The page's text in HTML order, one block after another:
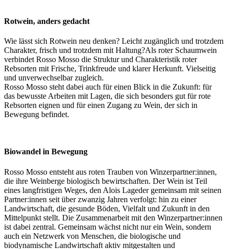
Rotwein, anders gedacht
Wie lässt sich Rotwein neu denken? Leicht zugänglich und trotzdem
Charakter, frisch und trotzdem mit Haltung?Als roter Schaumwein
verbindet Rosso Mosso die Struktur und Charakteristik roter
Rebsorten mit Frische, Trinkfreude und klarer Herkunft. Vielseitig
und unverwechselbar zugleich.
Rosso Mosso steht dabei auch für einen Blick in die Zukunft: für
das bewusste Arbeiten mit Lagen, die sich besonders gut für rote
Rebsorten eignen und für einen Zugang zu Wein, der sich in
Bewegung befindet.
Biowandel in Bewegung
Rosso Mosso entsteht aus roten Trauben von Winzerpartner:innen,
die ihre Weinberge biologisch bewirtschaften. Der Wein ist Teil
eines langfristigen Weges, den Alois Lageder gemeinsam mit seinen
Partner:innen seit über zwanzig Jahren verfolgt: hin zu einer
Landwirtschaft, die gesunde Böden, Vielfalt und Zukunft in den
Mittelpunkt stellt. Die Zusammenarbeit mit den Winzerpartner:innen
ist dabei zentral. Gemeinsam wächst nicht nur ein Wein, sondern
auch ein Netzwerk von Menschen, die biologische und
biodynamische Landwirtschaft aktiv mitgestalten und